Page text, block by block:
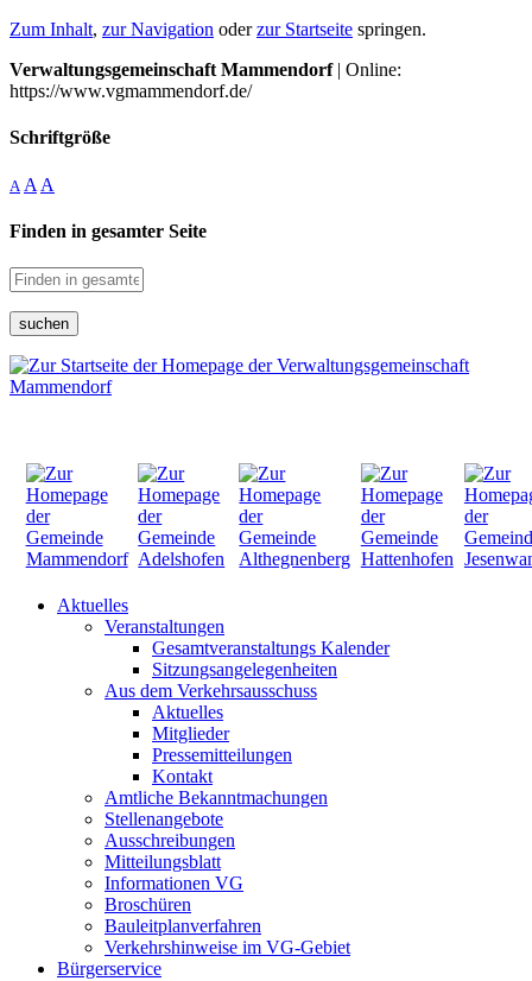
Zum Inhalt, zur Navigation oderzur Startseite springen.
Verwaltungsgemeinschaft Mammendorf| Online:
https://www.vgmammendorf.de/
Schriftgröße
A A A
Finden in gesamter Seite
suchen
Aktuelles
Veranstaltungen
Gesamtveranstaltungs Kalender
Sitzungsangelegenheiten
Aus dem Verkehrsausschuss
Aktuelles
Mitglieder
Pressemitteilungen
Kontakt
Amtliche Bekanntmachungen
Stellenangebote
Ausschreibungen
Mitteilungsblatt
Informationen VG
Broschüren
Bauleitplanverfahren
Verkehrshinweise im VG-Gebiet
Bürgerservice